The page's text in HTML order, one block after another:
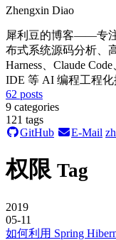
Zhengxin Diao
犀利豆的博客——专注
布式系统源码分析、
Harness、Claude
IDE 等 AI 编程工程化
62 posts
9 categories
121 tags
GitHub
E-Mail
权限 Tag
2019
05-11
如何利用 Spring